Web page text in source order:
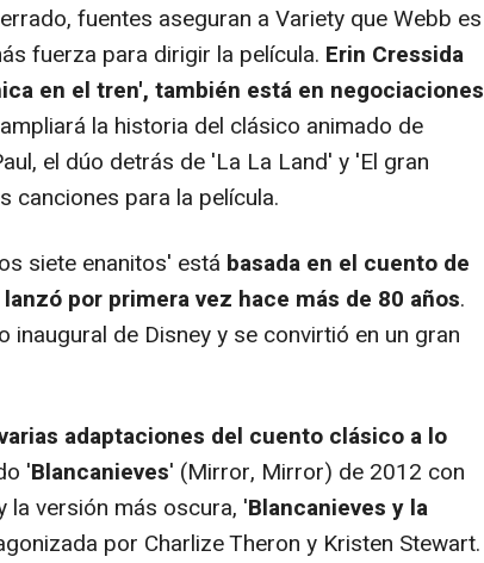
fuentes aseguran a Variety que Webb es
fuerza para dirigir la película. Erin Cressida
en el tren', también está en negociaciones
la historia del clásico animado de
el dúo detrás de 'La La Land' y 'El gran
canciones para la película.
siete enanitos' está basada en el cuento de
por primera vez hace más de 80 años.
inaugural de Disney y se convirtió en un gran
adaptaciones del cuento clásico a lo
'Blancanieves' (Mirror, Mirror) de 2012 con
la versión más oscura, 'Blancanieves y la
por Charlize Theron y Kristen Stewart.